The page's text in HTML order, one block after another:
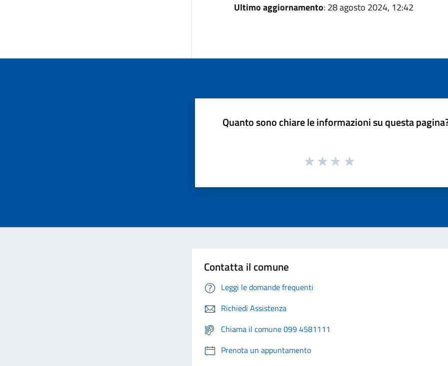
Ultimo aggiornamento: 28 agosto 2024, 12:42
Quanto sono chiare le informazioni su questa
Contatta il comune
Leggi le domande frequenti
Richiedi Assistenza
Chiama il comune 099 4581111
Prenota un appuntamento